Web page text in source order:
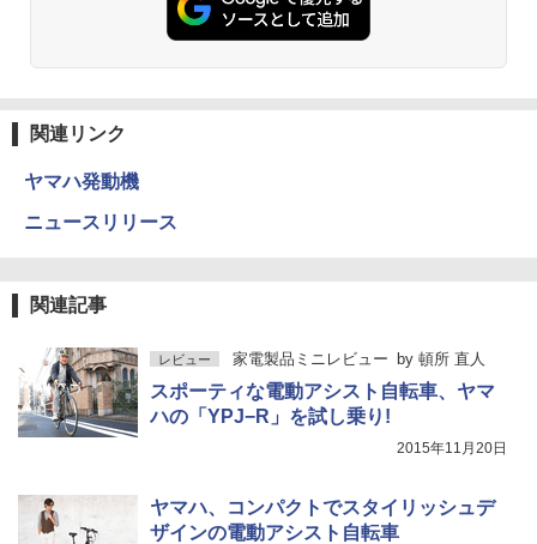
関連リンク
ヤマハ発動機
ニュースリリース
関連記事
レビュー 家電製品ミニレビュー by 頓所 直人
スポーティな電動アシスト自転車、ヤマ
ハの「YPJ−R」を試し乗り!
2015年11月20日
ヤマハ、コンパクトでスタイリッシュデ
ザインの電動アシスト自転車